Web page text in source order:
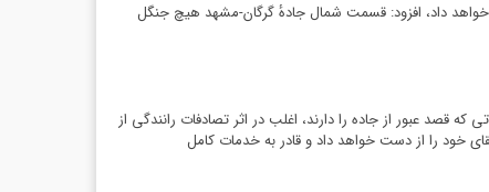
داد، افزود: قسمت شمال جادهٔ گرگان-مشهد هیچ جنگل
قصد عبور از جاده را دارند، اغلب در اثر تصادفات رانندگی از
خود را از دست خواهد داد و قادر به خدمات کامل